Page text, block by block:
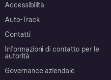
Accessibilità
Auto-Track
Contatti
Informazioni di contatto per le
autorità
Governance aziendale